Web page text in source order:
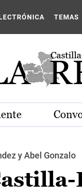
TEMAS
y Abel Gonzalo